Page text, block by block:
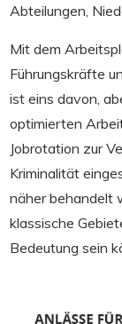
Abteilungen,
Mit dem
Führungskräfte
ist eins davon,
optimierten
Jobrotation zur
Kriminalität
näher behandelt
klassische
Bedeutung sein